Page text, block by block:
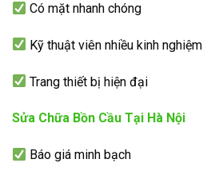
Có mặt nhanh chóng
Kỹ thuật viên nhiều kinh nghiệm
Trang thiết bị hiện đại
Sửa Chữa Bồn Cầu Tại Hà Nội
Báo giá minh bạch